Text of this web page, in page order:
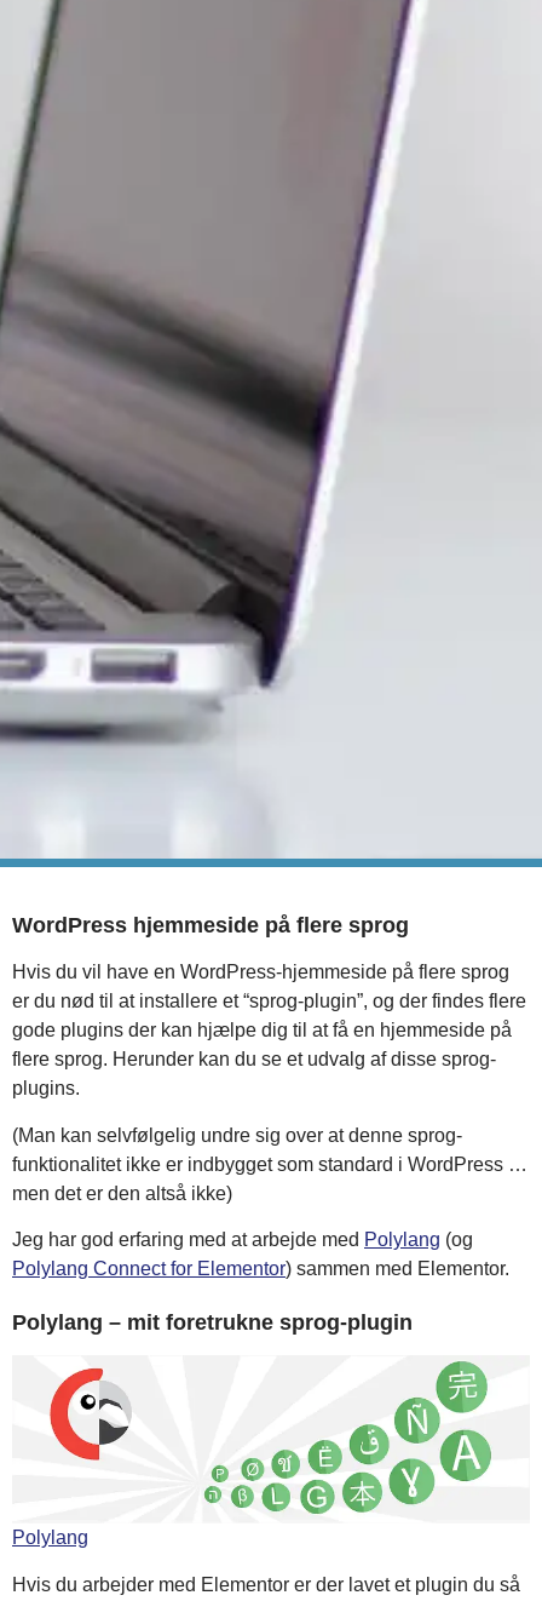
WordPress hjemmeside på flere sprog
Hvis du vil have en WordPress-hjemmeside på flere sprog
er du nød til at installere et “sprog-plugin”, og der findes flere
gode plugins der kan hjælpe dig til at få en hjemmeside på
flere sprog. Herunder kan du se et udvalg af disse sprog-
plugins.
(Man kan selvfølgelig undre sig over at denne sprog-
funktionalitet ikke er indbygget som standard i WordPress …
men det er den altså ikke)
Jeg har god erfaring med at arbejde med Polylang (og
Polylang Connect for Elementor) sammen med Elementor.
Polylang – mit foretrukne sprog-plugin
Polylang
Hvis du arbejder med Elementor er der lavet et plugin du så